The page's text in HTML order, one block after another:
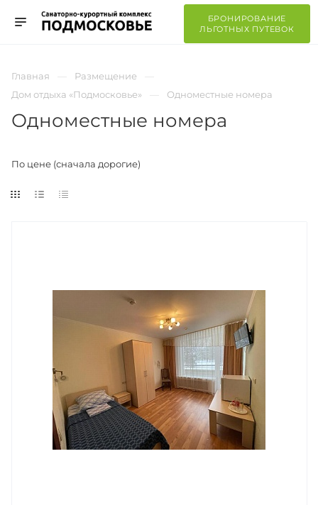
БРОНИРОВАНИЕ
ЛЬГОТНЫХ ПУТЕВОК
Главная
Размещение
Дом отдыха «Подмосковье»
Одноместные номера
Одноместные номера
По цене (сначала дорогие)